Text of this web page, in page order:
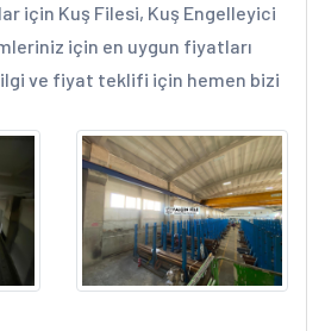
için Kuş Filesi, Kuş Engelleyici
için en uygun fiyatları
ve fiyat teklifi için hemen bizi